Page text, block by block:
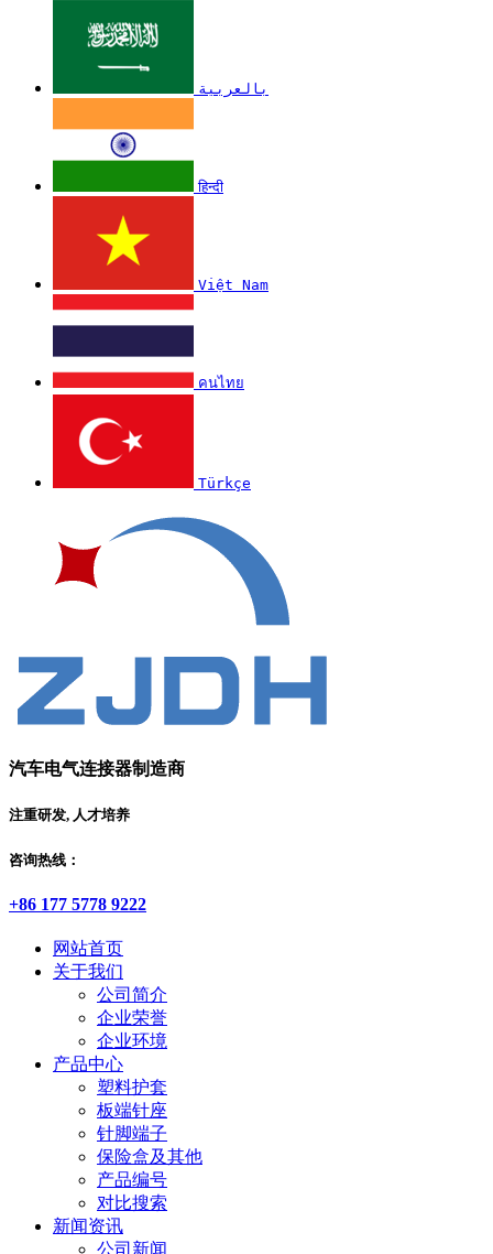
بالعربية
हिन्दी
Việt Nam
คนไทย
Türkçe
汽车电气连接器制造商
注重研发, 人才培养
咨询热线：
+86 177 5778 9222
网站首页
关于我们
公司简介
企业荣誉
企业环境
产品中心
塑料护套
板端针座
针脚端子
保险盒及其他
产品编号
对比搜索
新闻资讯
公司新闻